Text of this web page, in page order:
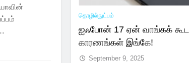
தொழில்நுட்பம்
ஐஃபோன் 17 ஏன் வாங்கக்
காரணங்கள் இங்கே!
September 9, 2025